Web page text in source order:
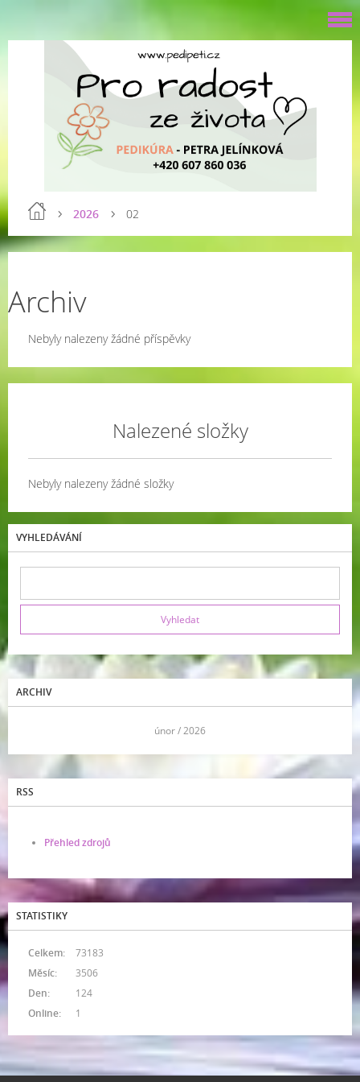
2026 02
Archiv
Nebyly nalezeny žádné příspěvky
Nalezené složky
Nebyly nalezeny žádné složky
VYHLEDÁVÁNÍ
ARCHIV
únor / 2026
RSS
Přehled zdrojů
STATISTIKY
Online: 1
Celkem:
73183
Měsíc:
3506
Den:
124